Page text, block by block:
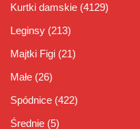
Kurtki damskie (4129)
Leginsy (213)
Majtki Figi (21)
Małe (26)
Spódnice (422)
Średnie (5)